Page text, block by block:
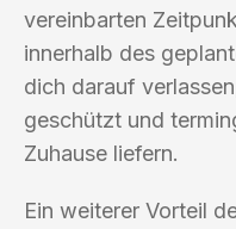
vereinbarten
innerhalb des
dich darauf
geschützt und
Zuhause liefern.
Ein weiterer Vorteil